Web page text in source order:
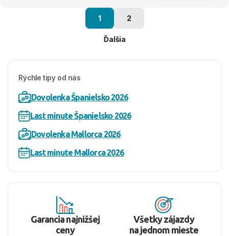
1 2
Ďalšia
Rýchle tipy od nás
Dovolenka Španielsko 2026
Last minute Španielsko 2026
Dovolenka Mallorca 2026
Last minute Mallorca 2026
Garancia najnižšej
ceny
Všetky zájazdy
na jednom mieste